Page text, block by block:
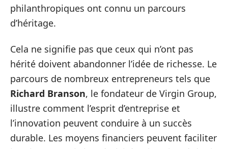
philanthropiques ont connu un parcours
d’héritage.
Cela ne signifie pas que ceux qui n’ont pas
hérité doivent abandonner l’idée de richesse. Le
parcours de nombreux entrepreneurs tels que
Richard Branson, le fondateur de Virgin Group,
illustre comment l’esprit d’entreprise et
l’innovation peuvent conduire à un succès
durable. Les moyens financiers peuvent faciliter